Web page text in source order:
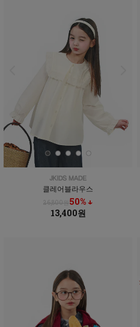
클레어블라우스
26,800원50% ↓
13,400원